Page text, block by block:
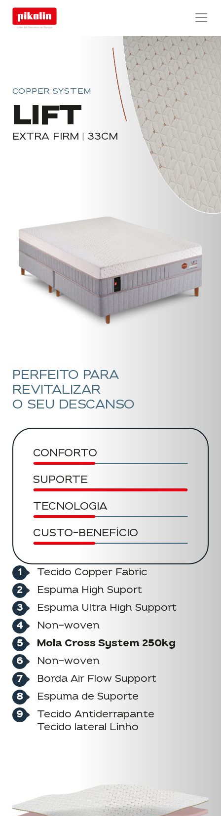
COPPER SYSTEM
LIFT
EXTRA FIRM | 33CM
PERFEITO PARA
REVITALIZAR
O SEU DESCANSO
CONFORTO
SUPORTE
TECNOLOGIA
CUSTO-BENEFÍCIO
Tecido Copper Fabric
Espuma High Suport
Espuma Ultra High Support
Non-woven
Mola Cross System 250kg
Non-woven
Borda Air Flow Support
Espuma de Suporte
Tecido Antiderrapante
Tecido lateral Linho